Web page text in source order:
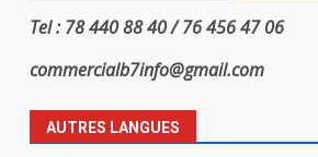
Tel : 78 440 88 40 / 76 456 47 06
commercialb7info@gmail.com
AUTRES LANGUES